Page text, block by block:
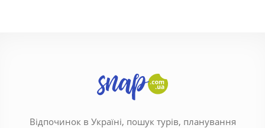
Відпочинок в Україні, пошук турів, планування